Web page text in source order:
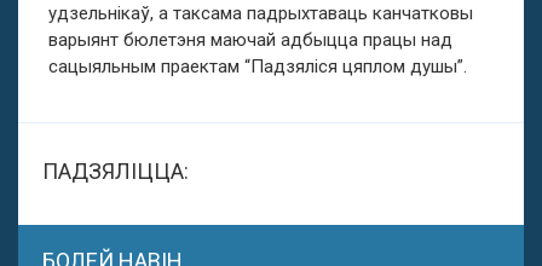
удзельнікаў, а таксама падрыхтаваць канчатковы
варыянт бюлетэня маючай адбыцца працы над
сацыяльным праектам “Падзяліся цяплом душы”.
ПАДЗЯЛІЦЦА:
БОЛЕЙ НАВІН